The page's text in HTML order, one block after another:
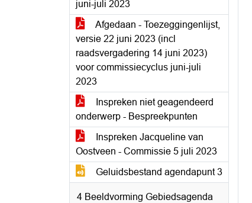
juni-juli 2023
Afgedaan - Toezeggingenlijst,
versie 22 juni 2023 (incl
raadsvergadering 14 juni 2023)
voor commissiecyclus juni-juli
2023
Inspreken niet geagendeerd
onderwerp - Bespreekpunten
Inspreken Jacqueline van
Oostveen - Commissie 5 juli 2023
Geluidsbestand agendapunt 3
4 Beeldvorming Gebiedsagenda